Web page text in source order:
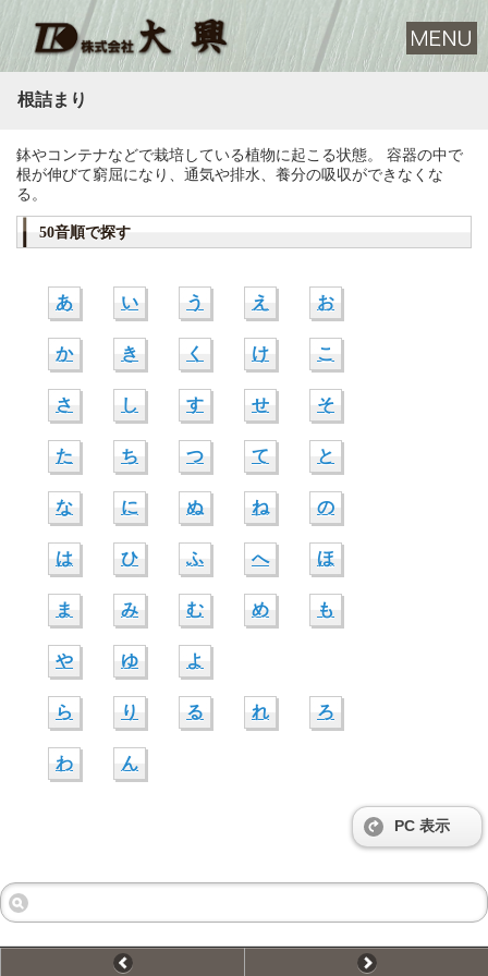
根詰まり
鉢やコンテナなどで栽培している植物に起こる状態。 容器の中で
根が伸びて窮屈になり、通気や排水、養分の吸収ができなくな
る。
50音順で探す
あ い う え お
か き く け こ
さ し す せ そ
た ち つ て と
な に ぬ ね の
は ひ ふ へ ほ
ま み む め も
や ゆ よ
ら り る れ ろ
わ ん
PC 表示